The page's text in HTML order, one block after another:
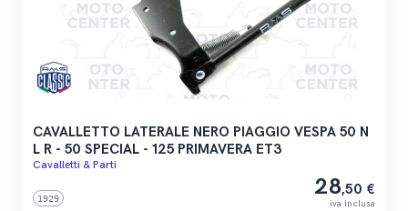
CAVALLETTO LATERALE NERO PIAGGIO VESPA 50 N
L R - 50 SPECIAL - 125 PRIMAVERA ET3
Cavalletti & Parti
1929 28,50 €
iva inclusa